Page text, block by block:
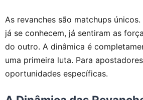
As revanches são matchups
já se conhecem, já sentiram as
do outro. A dinâmica é
uma primeira luta. Para
oportunidades específicas.